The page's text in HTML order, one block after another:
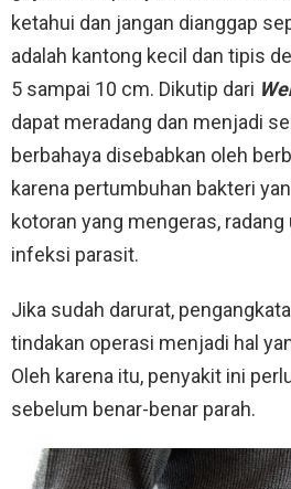
ketahui dan jangan dianggap
adalah kantong kecil dan tipis
5 sampai 10 cm. Dikutip dari
dapat meradang dan menjadi
berbahaya disebabkan oleh
karena pertumbuhan bakteri
kotoran yang mengeras, radang
infeksi parasit.
Jika sudah darurat,
tindakan operasi menjadi hal
Oleh karena itu, penyakit ini
sebelum benar-benar parah.